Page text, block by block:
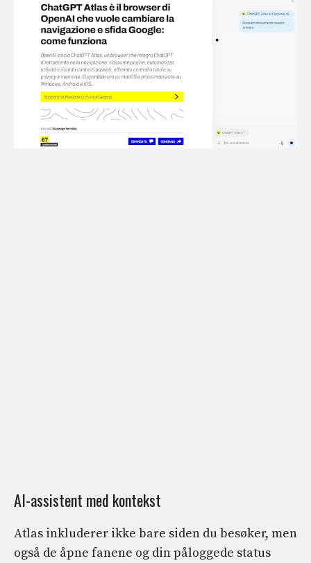
AI-assistent med kontekst
Atlas inkluderer ikke bare siden du besøker, men
også de åpne fanene og din påloggede status